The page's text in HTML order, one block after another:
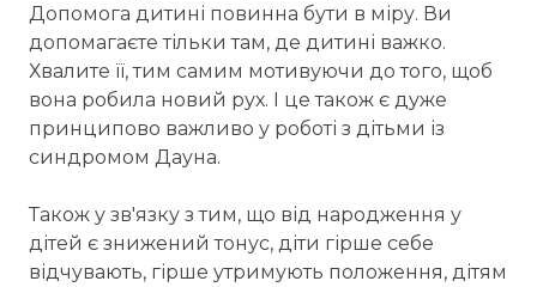
Допомога дитині повинна бути в міру. Ви
допомагаєте тільки там, де дитині важко.
Хвалите її, тим самим мотивуючи до того, щоб
вона робила новий рух. І це також є дуже
принципово важливо у роботі з дітьми із
синдромом Дауна.
Також у зв'язку з тим, що від народження у
дітей є знижений тонус, діти гірше себе
відчувають, гірше утримують положення, дітям